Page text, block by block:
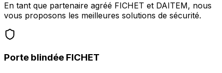
En tant que partenaire agréé FICHET et DAITEM, nous
vous proposons les meilleures solutions de sécurité.
Porte blindée FICHET